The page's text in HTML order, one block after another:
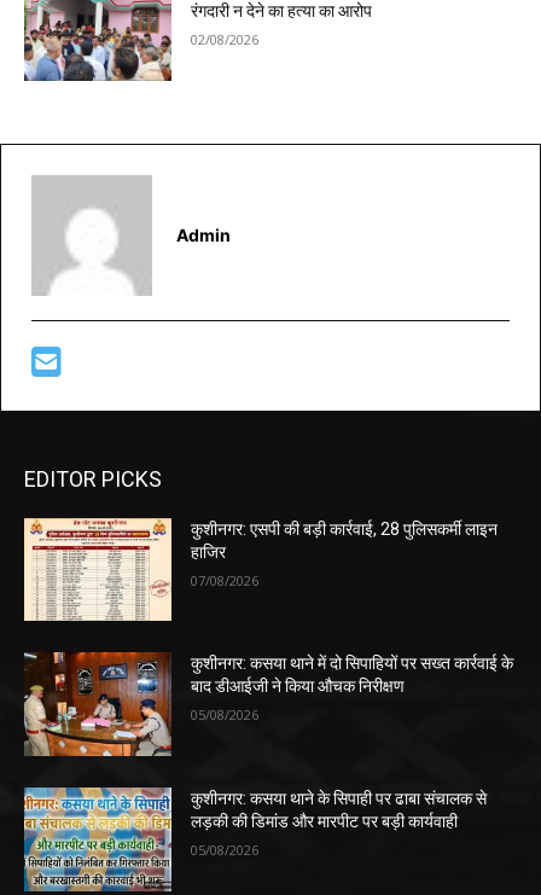
रंगदारी न देने का हत्या का आरोप
02/08/2026
Admin
EDITOR PICKS
कुशीनगर: एसपी की बड़ी कार्रवाई, 28 पुलिसकर्मी लाइन
हाजिर
07/08/2026
कुशीनगर: कसया थाने में दो सिपाहियों पर सख्त कार्रवाई के
बाद डीआईजी ने किया औचक निरीक्षण
05/08/2026
कुशीनगर: कसया थाने के सिपाही पर ढाबा संचालक से
लड़की की डिमांड और मारपीट पर बड़ी कार्यवाही
05/08/2026